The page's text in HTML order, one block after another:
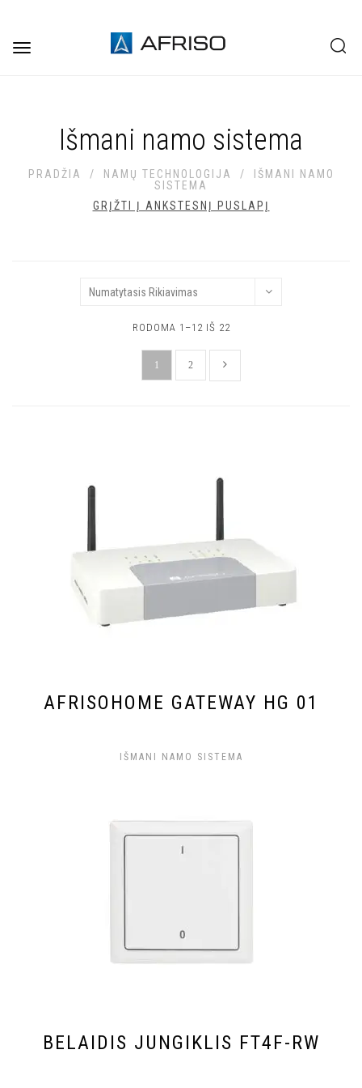
Toggle
Išmani namo sistema
PRADŽIA / NAMŲ TECHNOLOGIJA /
IŠMANI NAMO
SISTEMA
GRĮŽTI Į ANKSTESNĮ PUSLAPĮ
RODOMA 1–12 IŠ 22
1 2
AFRISOHOME GATEWAY HG 01
IŠMANI NAMO SISTEMA
BELAIDIS JUNGIKLIS FT4F-RW